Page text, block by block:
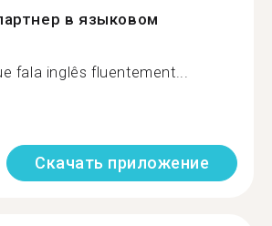
в языковом
fala inglês fluentement...
Скачать приложение